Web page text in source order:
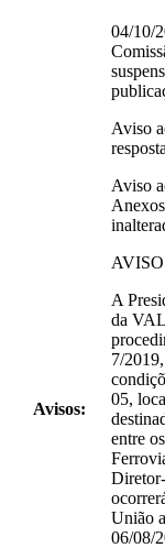
Avisos:
04/10/
Aviso
Aviso
A
da
7/
05,
entre
União
06/08/